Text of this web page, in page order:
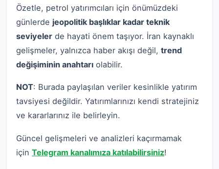
Özetle, petrol yatırımcıları için önümüzdeki
günlerde jeopolitik başlıklar kadar teknik
seviyeler de hayati önem taşıyor. İran kaynaklı
gelişmeler, yalnızca haber akışı değil, trend
değişiminin anahtarı olabilir.
NOT: Burada paylaşılan veriler kesinlikle yatırım
tavsiyesi değildir. Yatırımlarınızı kendi stratejiniz
ve kararlarınız ile belirleyin.
Güncel gelişmeleri ve analizleri kaçırmamak
için Telegram kanalımıza katılabilirsiniz!